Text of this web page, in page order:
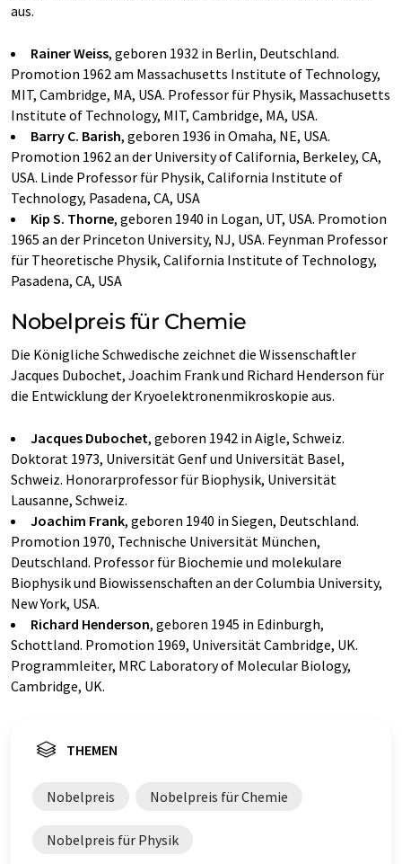
aus.
Rainer Weiss, geboren 1932 in Berlin, Deutschland.
Promotion 1962 am Massachusetts Institute of Technology,
MIT, Cambridge, MA, USA. Professor für Physik, Massachusetts
Institute of Technology, MIT, Cambridge, MA, USA.
Barry C. Barish, geboren 1936 in Omaha, NE, USA.
Promotion 1962 an der University of California, Berkeley, CA,
USA. Linde Professor für Physik, California Institute of
Technology, Pasadena, CA, USA
Kip S. Thorne, geboren 1940 in Logan, UT, USA. Promotion
1965 an der Princeton University, NJ, USA. Feynman Professor
für Theoretische Physik, California Institute of Technology,
Pasadena, CA, USA
Nobelpreis für Chemie
Die Königliche Schwedische zeichnet die Wissenschaftler
Jacques Dubochet, Joachim Frank und Richard Henderson für
die Entwicklung der Kryoelektronenmikroskopie aus.
Jacques Dubochet, geboren 1942 in Aigle, Schweiz.
Doktorat 1973, Universität Genf und Universität Basel,
Schweiz. Honorarprofessor für Biophysik, Universität
Lausanne, Schweiz.
Joachim Frank, geboren 1940 in Siegen, Deutschland.
Promotion 1970, Technische Universität München,
Deutschland. Professor für Biochemie und molekulare
Biophysik und Biowissenschaften an der Columbia University,
New York, USA.
Richard Henderson, geboren 1945 in Edinburgh,
Schottland. Promotion 1969, Universität Cambridge, UK.
Programmleiter, MRC Laboratory of Molecular Biology,
Cambridge, UK.
THEMEN
Nobelpreis Nobelpreis für Chemie
Nobelpreis für Physik